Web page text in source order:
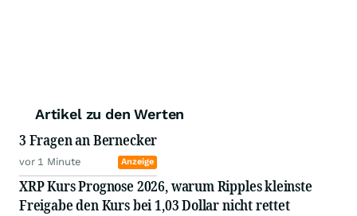
Artikel zu den Werten
3 Fragen an Bernecker
vor 1 Minute Anzeige
XRP Kurs Prognose 2026, warum Ripples kleinste
Freigabe den Kurs bei 1,03 Dollar nicht rettet